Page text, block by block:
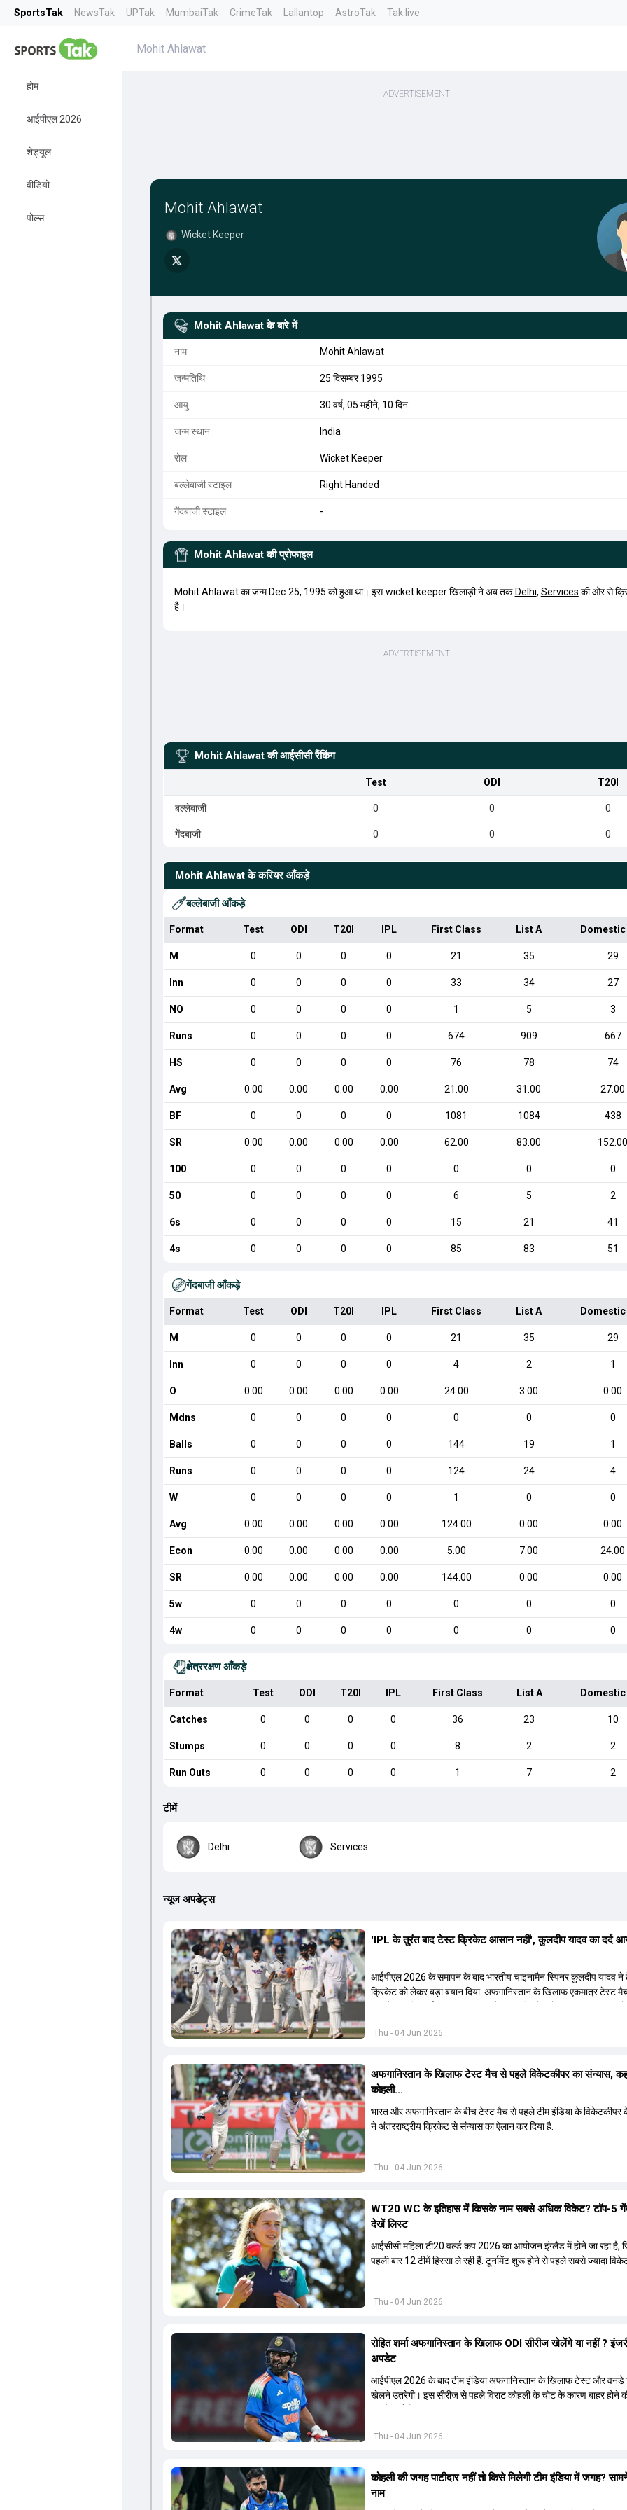
SportsTak NewsTak UPTak MumbaiTak CrimeTak Lallantop AstroTak Tak.live
होम
आईपीएल 2026
शेड्यूल
वीडियो
पोल्स
Mohit Ahlawat
Mohit Ahlawat
Wicket Keeper
Mohit Ahlawat के बारे में
नाम Mohit Ahlawat
जन्मतिथि 25 दिसम्बर 1995
आयु 30 वर्ष, 05 महीने, 10 दिन
जन्म स्थान India
रोल Wicket Keeper
बल्लेबाजी स्टाइल Right Handed
गेंदबाजी स्टाइल -
Mohit Ahlawat की प्रोफाइल
Mohit Ahlawat का जन्म Dec 25, 1995 को हुआ था। इस wicket keeper खिलाड़ी ने अब तक Delhi, Services की ओर से
है।
Mohit Ahlawat की आईसीसी रैंकिंग
Test ODI T20I
बल्लेबाजी 0 0 0
गेंदबाजी 0 0 0
Mohit Ahlawat के करियर आँकड़े
बल्लेबाजी आँकड़े
Format Test ODI T20I IPL First Class List A
M 0 0 0 0 21 35 29
Inn 0 0 0 0 33 34 27
NO 0 0 0 0 1 5 3
Runs 0 0 0 0 674 909 667
HS 0 0 0 0 76 78 74
Avg 0.00 0.00 0.00 0.00 21.00 31.00 27.00
BF 0 0 0 0 1081 1084 438
SR 0.00 0.00 0.00 0.00 62.00 83.00
100 0 0 0 0 0 0 0
50 0 0 0 0 6 5 2
6s 0 0 0 0 15 21 41
4s 0 0 0 0 85 83 51
गेंदबाजी आँकड़े
Format Test ODI T20I IPL First Class List A
M 0 0 0 0 21 35 29
Inn 0 0 0 0 4 2 1
O 0.00 0.00 0.00 0.00 24.00 3.00 0.00
Mdns 0 0 0 0 0 0 0
Balls 0 0 0 0 144 19 1
Runs 0 0 0 0 124 24 4
W 0 0 0 0 1 0 0
Avg 0.00 0.00 0.00 0.00 124.00 0.00 0.00
Econ 0.00 0.00 0.00 0.00 5.00 7.00 24.00
SR 0.00 0.00 0.00 0.00 144.00 0.00 0.00
5w 0 0 0 0 0 0 0
4w 0 0 0 0 0 0 0
क्षेत्ररक्षण आँकड़े
Format Test ODI T20I IPL First Class List A
Catches 0 0 0 0 36 23 10
Stumps 0 0 0 0 8 2 2
Run Outs 0 0 0 0 1 7 2
टीमें
Delhi Services
न्यूज अपडेट्स
Thu - 04 Jun 2026
'IPL के तुरंत बाद टेस्ट क्रिकेट आसान नहीं', कुलदीप यादव का दर्द
आईपीएल 2026 के समापन के बाद भारतीय चाइनामैन स्पिनर कुलदीप यादव
क्रिकेट को लेकर बड़ा बयान दिया. अफगानिस्तान के खिलाफ एकमात्र टेस्ट
Thu - 04 Jun 2026
अफगानिस्तान के खिलाफ टेस्ट मैच से पहले विकेटकीपर का संन्यास,
कोहली...
भारत और अफगानिस्तान के बीच टेस्ट मैच से पहले टीम इंडिया के विकेटकीपर
ने अंतरराष्ट्रीय क्रिकेट से संन्यास का ऐलान कर दिया है.
Thu - 04 Jun 2026
WT20 WC के इतिहास में किसके नाम सबसे अधिक विकेट? टॉप-5
देखें लिस्ट
आईसीसी महिला टी20 वर्ल्ड कप 2026 का आयोजन इंग्लैंड में होने जा रहा है,
पहली बार 12 टीमें हिस्सा ले रही हैं. टूर्नामेंट शुरू होने से पहले सबसे ज्यादा
Thu - 04 Jun 2026
रोहित शर्मा अफगानिस्तान के खिलाफ ODI सीरीज खेलेंगे या नहीं ?
अपडेट
आईपीएल 2026 के बाद टीम इंडिया अफगानिस्तान के खिलाफ टेस्ट और वनडे
खेलने उतरेगी। इस सीरीज से पहले विराट कोहली के चोट के कारण बाहर होने
कोहली की जगह पाटीदार नहीं तो किसे मिलेगी टीम इंडिया में जगह?
नाम